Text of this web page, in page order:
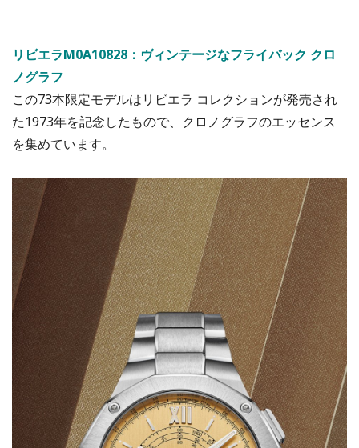
リビエラM0A10828：ヴィンテージなフライバック クロ
ノグラフ
この73本限定モデルはリビエラ コレクションが発売され
た1973年を記念したもので、クロノグラフのエッセンス
を集めています。